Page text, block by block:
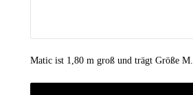
Matic ist 1,80 m groß und trägt Größe M.